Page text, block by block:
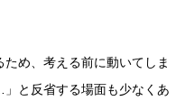
め、考える前に動いてしま
と反省する場面も少なくあ